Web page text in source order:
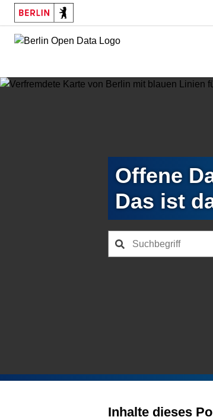
Skip
main
Offene
Das ist
Inhalte dieses